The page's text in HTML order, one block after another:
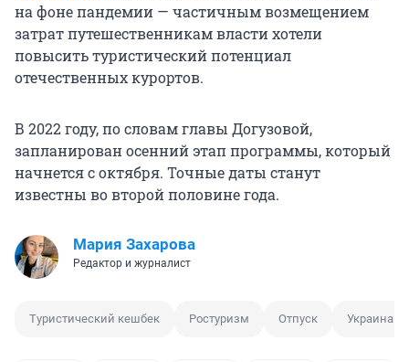
на фоне пандемии — частичным возмещением
затрат путешественникам власти хотели
повысить туристический потенциал
отечественных курортов.
В 2022 году, по словам главы Догузовой,
запланирован осенний этап программы, который
начнется с октября. Точные даты станут
известны во второй половине года.
Мария Захарова
Редактор и журналист
Туристический кешбек Ростуризм Отпуск Украина